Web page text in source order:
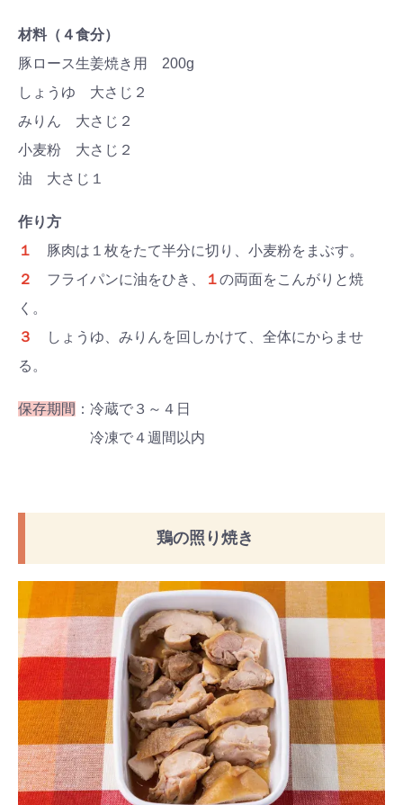
材料（４食分）
豚ロース生姜焼き用 200g
しょうゆ 大さじ２
みりん 大さじ２
小麦粉 大さじ２
油 大さじ１
作り方
１
豚肉は１枚をたて半分に切り、小麦粉をまぶす。
２
フライパンに油をひき、 １の両面をこんがりと焼
く。
３
しょうゆ、みりんを回しかけて、全体にからませ
る。
保存期間 ：冷蔵で３～４日
冷凍で４週間以内
鶏の照り焼き